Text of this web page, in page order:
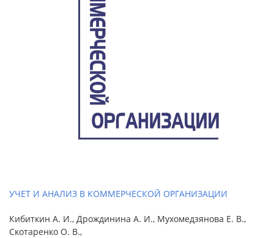
УЧЕТ И АНАЛИЗ В КОММЕРЧЕСКОЙ ОРГАНИЗАЦИИ
Кибиткин А. И., Дрождинина А. И., Мухомедзянова Е. В.,
Скотаренко О. В.,